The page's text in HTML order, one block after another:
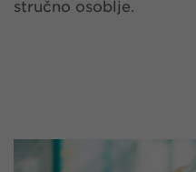
stručno osoblje.